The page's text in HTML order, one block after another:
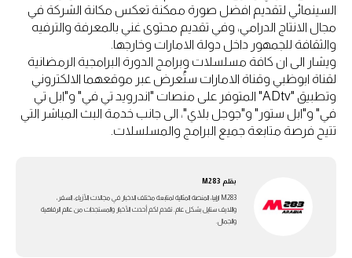
السينمائي لتقديم افضل صورة ممكنة تعكس مكانة الشركة في
مجال الانتاج الدرامي، وفي تقديم محتوى غني بالمعرفة والترفيه
والثقافة للجمهور داخل دولة الامارات وخارجها.
ويشار الى ان كافة مسلسلات وبرامج الدورة البرامجية الرمضانية
لقناة ابوظبي وقناة الامارات ستُعرض عبر موقعهما الالكتروني
وتطبيق "ADtv" المتوفر على منصات "اندرويد تي في" و"ابل تي
في" و"ابل ستور" و"جوجل بلاي"، الى جانب خدمة البث المباشر التي
تتيح فرصة متابعة جميع البرامج والمسلسلات.
بقلم M283
M283 ارابيا، المنصة المثالية لمتابعة مختلف الاخبار في مجالات الأزياء، السفر،
واللايف ستايل بشكل عام. تقدم لكم أحدث الأخبار والمستجدات من عالم الرفاهية
والجمال.